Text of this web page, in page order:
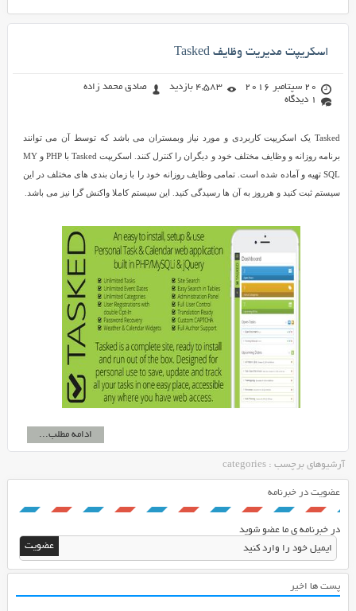
اسکریپت مدیریت وظایف Tasked
20 سپتامبر 2016 4,583 بازدید
صادق محمد زاده
1 دیدگاه
Tasked یک اسکریپت کاربردی و مورد نیاز وبمستران می باشد که توسط آن می توانند
برنامه روزانه و وظایف مختلف خود و دیگران را کنترل کنند. اسکریپت Tasked با PHP و MY
SQL تهیه و آماده شده است. تمامی وظایف روزانه خود را با زمان بندی های مختلف در این
سیستم ثبت کنید و هرروز به آن ها رسیدگی کنید. این سیستم کاملا واکنش گرا نیز می باشد.
ادامه مطلب...
آرشیوهای برچسب : categories
عضویت در خبرنامه
در خبرنامه ی ما عضو شوید
پست ها اخیر